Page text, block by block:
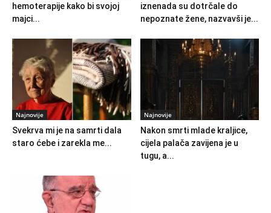
hemoterapije kako bi svojoj
majci...
iznenada su dotrčale do
nepoznate žene, nazvavši je...
Najnovije
Svekrva mi je na samrti dala
staro ćebe i zarekla me...
Najnovije
Nakon smrti mlade kraljice,
cijela palača zavijena je u
tugu, a...